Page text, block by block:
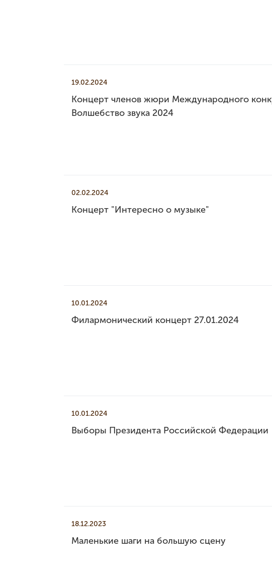
19.02.2024
Концерт членов жюри Международного
Волшебство звука 2024
02.02.2024
Концерт "Интересно о музыке"
10.01.2024
Филармонический концерт 27.01.2024
10.01.2024
Выборы Президента Российской Федерации
18.12.2023
Маленькие шаги на большую сцену